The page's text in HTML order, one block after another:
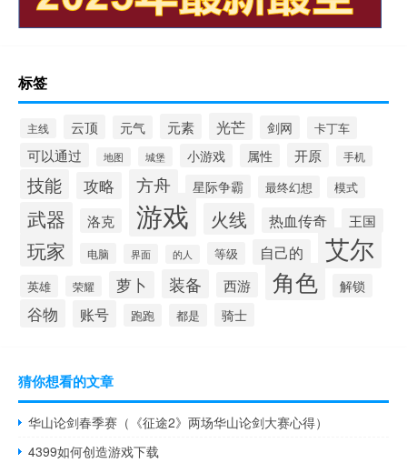
标签
主线 云顶 元气 元素 光芒 剑网 卡丁车
可以通过 地图 城堡 小游戏 属性 开原 手机
技能 攻略 方舟 星际争霸 最终幻想 模式
武器 洛克 游戏 火线 热血传奇 王国
玩家 电脑 界面 的人 等级 自己的 艾尔
英雄 荣耀 萝卜 装备 西游 角色 解锁
谷物 账号 跑跑 都是 骑士
猜你想看的文章
华山论剑春季赛（《征途2》两场华山论剑大赛心得）
4399如何创造游戏下载